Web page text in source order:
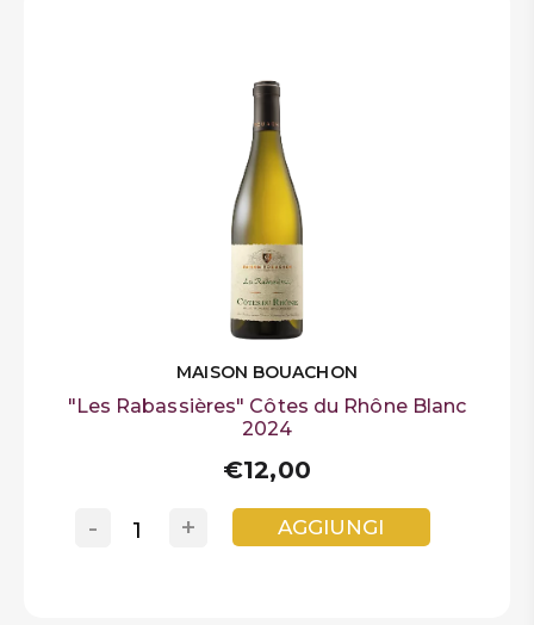
MAISON BOUACHON
"Les Rabassières" Côtes du Rhône Blanc
2024
€12,00
+
- AGGIUNGI